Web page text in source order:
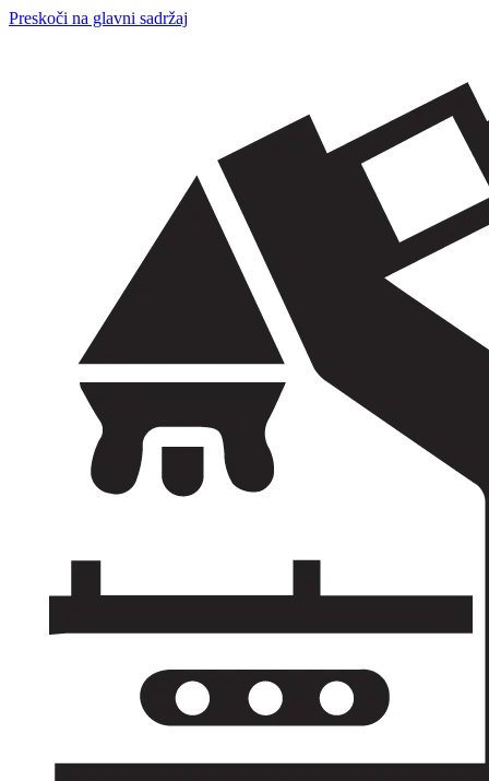
Preskoči na glavni sadržaj